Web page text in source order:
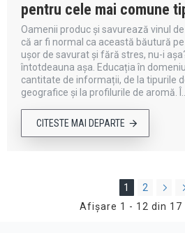
pentru cele mai comune
Oamenii produc și savurează vinul
că ar fi normal ca această băutură
ușor de savurat și fără stres, nu-i
întotdeauna așa. Educația în
cantitate de informații, de la tipurile
geografice și la profilurile de aromă. Î..
CITESTE MAI DEPARTE
1
2
Afişare 1 - 12 din 17